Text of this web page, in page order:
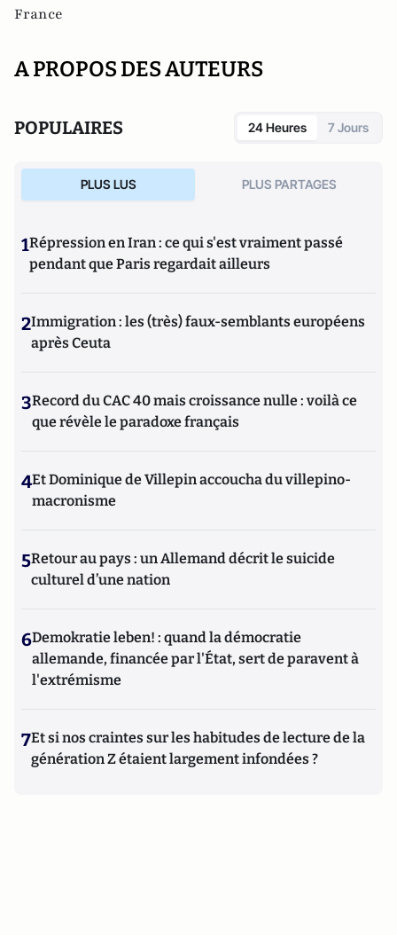
France
A PROPOS DES AUTEURS
POPULAIRES 24 Heures 7 Jours
PLUS LUS PLUS PARTAGES
1Répression en Iran : ce qui s'est vraiment passé
pendant que Paris regardait ailleurs
2Immigration : les (très) faux-semblants européens
après Ceuta
3Record du CAC 40 mais croissance nulle : voilà ce
que révèle le paradoxe français
4Et Dominique de Villepin accoucha du villepino-
macronisme
5Retour au pays : un Allemand décrit le suicide
culturel d’une nation
6Demokratie leben! : quand la démocratie
allemande, financée par l'État, sert de paravent à
l'extrémisme
7Et si nos craintes sur les habitudes de lecture de la
génération Z étaient largement infondées ?